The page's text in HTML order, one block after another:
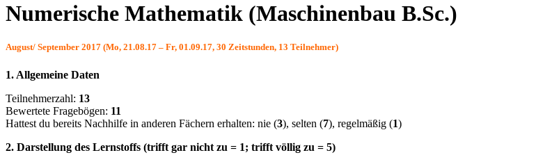
Numerische Mathematik (Maschinenbau B.Sc.)
August/ September 2017 (Mo, 21.08.17 – Fr, 01.09.17, 30 Zeitstunden, 13 Teilnehmer)
1. Allgemeine Daten
Teilnehmerzahl: 13
Bewertete Fragebögen: 11
Hattest du bereits Nachhilfe in anderen Fächern erhalten: nie (3), selten (7), regelmäßig (1)
2. Darstellung des Lernstoffs (trifft gar nicht zu = 1; trifft völlig zu = 5)